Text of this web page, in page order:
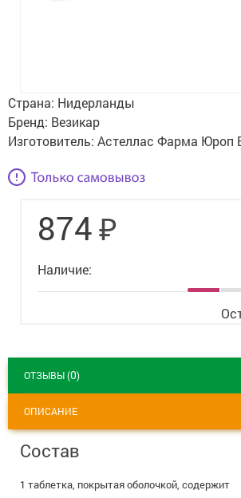
Ортопедия
Мама и малыш
Уход за больными
Витамины и БАД
Страна: Нидерланды
Бренд: Везикар
Изготовитель: Астеллас Фарма Юроп
874₽
Наличие:
ОТЗЫВЫ (0)
ОПИСАНИЕ
Состав
1 таблетка, покрытая оболочкой, содержит